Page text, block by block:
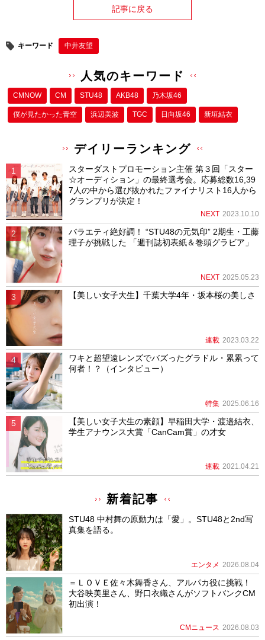
記事に戻る
キーワード 中井友望
人気のキーワード
CMNOW CM STU48 AKB48 乃木坂46
僕が⾒たかった⻘空 浜辺美波 TGC 日向坂46 新垣結衣
デイリーランキング
スターダストプロモーション主催 第３回「スター
☆オーディション」の最終選考会。応募総数16,39
7人の中から選び抜かれたファイナリスト16人から
グランプリが決定！
NEXT 2023.10.10
バラエティ絶好調！ “STU48の元気印” 2期生・工藤
理子が挑戦した 「週刊誌初表紙＆巻頭グラビア」
NEXT 2025.05.23
【美しい女子大生】千葉大学4年・坂本桜の美しさ
連載 2023.03.22
ワキと超望遠レンズでバズったグラドル・累累って
何者！？（インタビュー）
特集 2025.06.16
【美しい女子大生の素顔】早稲田大学・渡邉結衣、
学生アナウンス大賞「CanCam賞」の才女
連載 2021.04.21
新着記事
STU48 中村舞の原動力は「愛」。STU48と2nd写
真集を語る。
エンタメ 2026.08.04
＝ＬＯＶＥ佐々木舞香さん、アルパカ役に挑戦！
大谷映美里さん、野口衣織さんがソフトバンクCM
初出演！
CMニュース 2026.08.03